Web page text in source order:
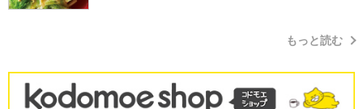
もっと読む